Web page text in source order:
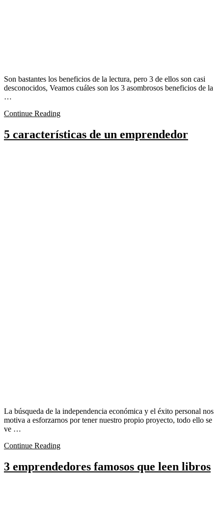
Son bastantes los beneficios de la lectura, pero 3 de ellos son casi
desconocidos, Veamos cuáles son los 3 asombrosos beneficios de la
…
Continue Reading
5 características de un emprendedor
La búsqueda de la independencia económica y el éxito personal nos
motiva a esforzarnos por tener nuestro propio proyecto, todo ello se
ve …
Continue Reading
3 emprendedores famosos que leen libros